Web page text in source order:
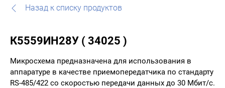
Назад к списку продуктов
К5559ИН28У ( 34025 )
Микросхема предназначена для использования в
аппаратуре в качестве приемопередатчика по стандарту
RS-485/422 со скоростью передачи данных до 30 Мбит/с.